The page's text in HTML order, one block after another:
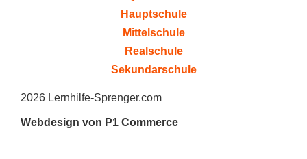
Hauptschule
Mittelschule
Realschule
Sekundarschule
2026 Lernhilfe-Sprenger.com
Webdesign von P1 Commerce